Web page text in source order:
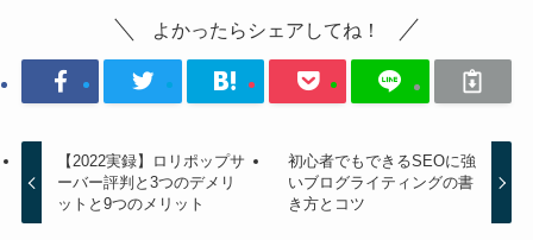
よかったらシェアしてね！
【2022実録】ロリポップサ
ーバー評判と3つのデメリ
ットと9つのメリット
初心者でもできるSEOに強
いブログライティングの書
き方とコツ